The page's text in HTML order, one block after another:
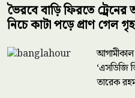
ভৈরবে বাড়ি ফিরতে ট্রেনের
নিচে কাটা পড়ে প্রাণ গেল
আগামীকাল
‘এসডিজি
তারেক